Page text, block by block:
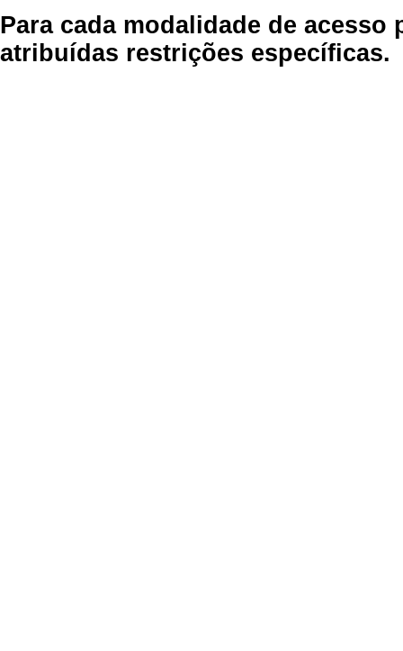
Para cada modalidade de
atribuídas restrições específicas.